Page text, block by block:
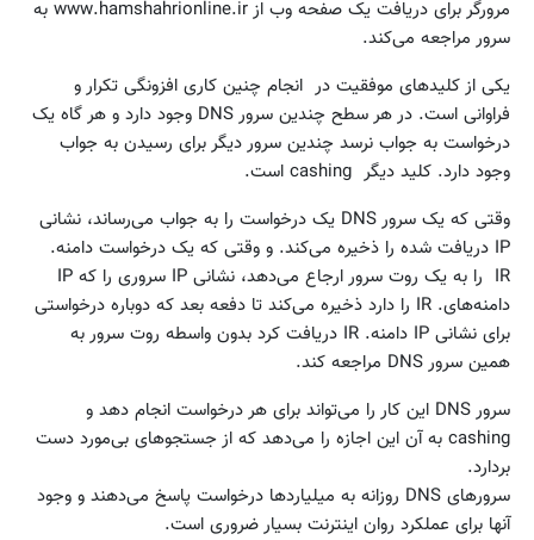
مرورگر برای دریافت یک صفحه وب از www.hamshahrionline.ir به
سرور مراجعه می‌کند.
یکی از کلیدهای موفقیت در انجام چنین کاری افزونگی تکرار و
فراوانی است. در هر سطح چندین سرور DNS وجود دارد و هر گاه یک
درخواست به جواب نرسد چندین سرور دیگر برای رسیدن به جواب
وجود دارد. کلید دیگر cashing است.
وقتی که یک سرور DNS یک درخواست را به جواب می‌رساند، نشانی
IP دریافت شده را ذخیره می‌کند. و وقتی که یک درخواست دامنه.
IR را به یک روت سرور ارجاع می‌دهد، نشانی IP سروری را که IP
دامنه‌های. IR را دارد ذخیره می‌کند تا دفعه بعد که دوباره درخواستی
برای نشانی IP دامنه. IR دریافت کرد بدون واسطه روت سرور به
همین سرور DNS مراجعه کند.
سرور DNS این کار را می‌تواند برای هر درخواست انجام دهد و
cashing به آن این اجازه را می‌دهد که از جستجوهای بی‌مورد دست
بردارد.
سرورهای DNS روزانه به میلیاردها درخواست پاسخ می‌دهند و وجود
آنها برای عملکرد روان اینترنت بسیار ضروری است.